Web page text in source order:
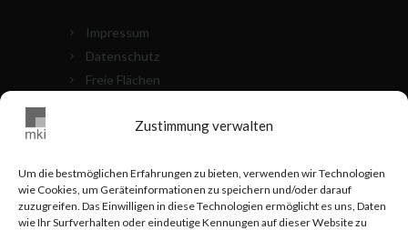
Zustimmung verwalten
Um die bestmöglichen Erfahrungen zu bieten, verwenden wir Technologien
wie Cookies, um Geräteinformationen zu speichern und/oder darauf
zuzugreifen. Das Einwilligen in diese Technologien ermöglicht es uns, Daten
wie Ihr Surfverhalten oder eindeutige Kennungen auf dieser Website zu
Impressum
Datenschutz
Freie Flächen
MKI VOR ORT